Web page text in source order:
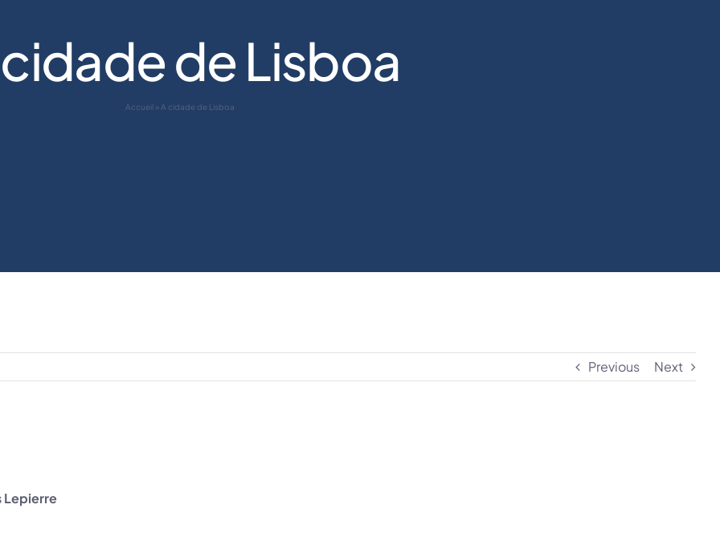
de Lisboa
Accueil » A cidade de Lisboa
Previous Next
Lepierre